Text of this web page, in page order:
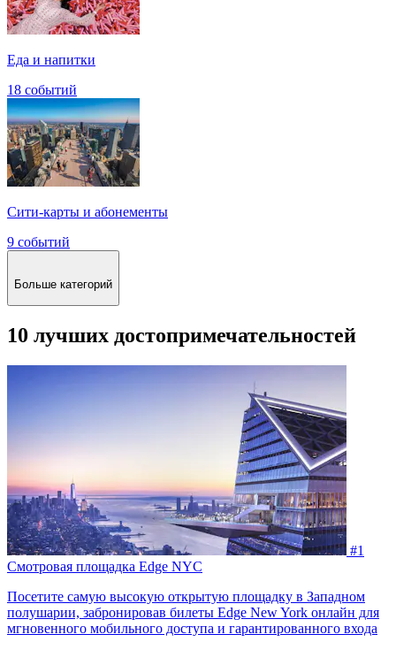
Еда и напитки
18 событий
Сити-карты и абонементы
9 событий
Больше категорий
10 лучших достопримечательностей
#1
Смотровая площадка Edge NYC
Посетите самую высокую открытую площадку в Западном
полушарии, забронировав билеты Edge New York онлайн для
мгновенного мобильного доступа и гарантированного входа